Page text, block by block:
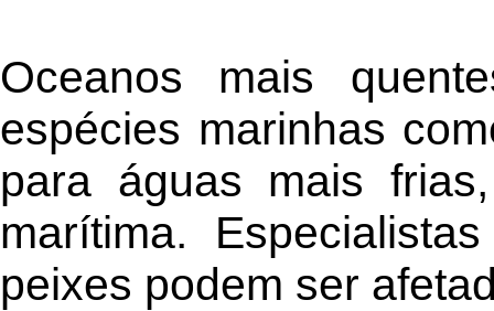
Oceanos mais
espécies marinhas
para águas mais
marítima.
peixes podem ser